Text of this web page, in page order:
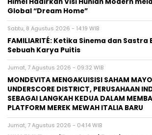
BERITA TERKAIT
Sabtu, 8 Agustus 2026 - 14:26 WIB
Himel Hadirkan Visi Hunian Modern
Global “Dream Home”
Sabtu, 8 Agustus 2026 - 14:19 WIB
FAMILIARITÉ: Ketika Sinema dan Sastra
Sebuah Karya Puitis
Jumat, 7 Agustus 2026 - 09:32 WIB